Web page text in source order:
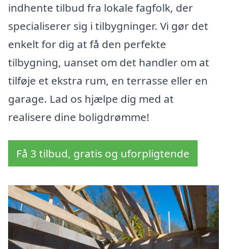
indhente tilbud fra lokale fagfolk, der
specialiserer sig i tilbygninger. Vi gør det
enkelt for dig at få den perfekte
tilbygning, uanset om det handler om at
tilføje et ekstra rum, en terrasse eller en
garage. Lad os hjælpe dig med at
realisere dine boligdrømme!
Få 3 tilbud, gratis og uforpligtende